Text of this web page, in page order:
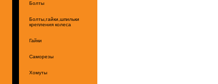
Болты
Болты,гайки,шпильки
крепления колеса
Гайки
Саморезы
Хомуты